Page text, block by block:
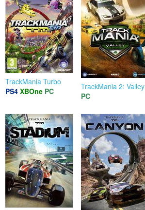
TrackMania Turbo
PS4 XBOne PC
TrackMania 2: Valley
PC